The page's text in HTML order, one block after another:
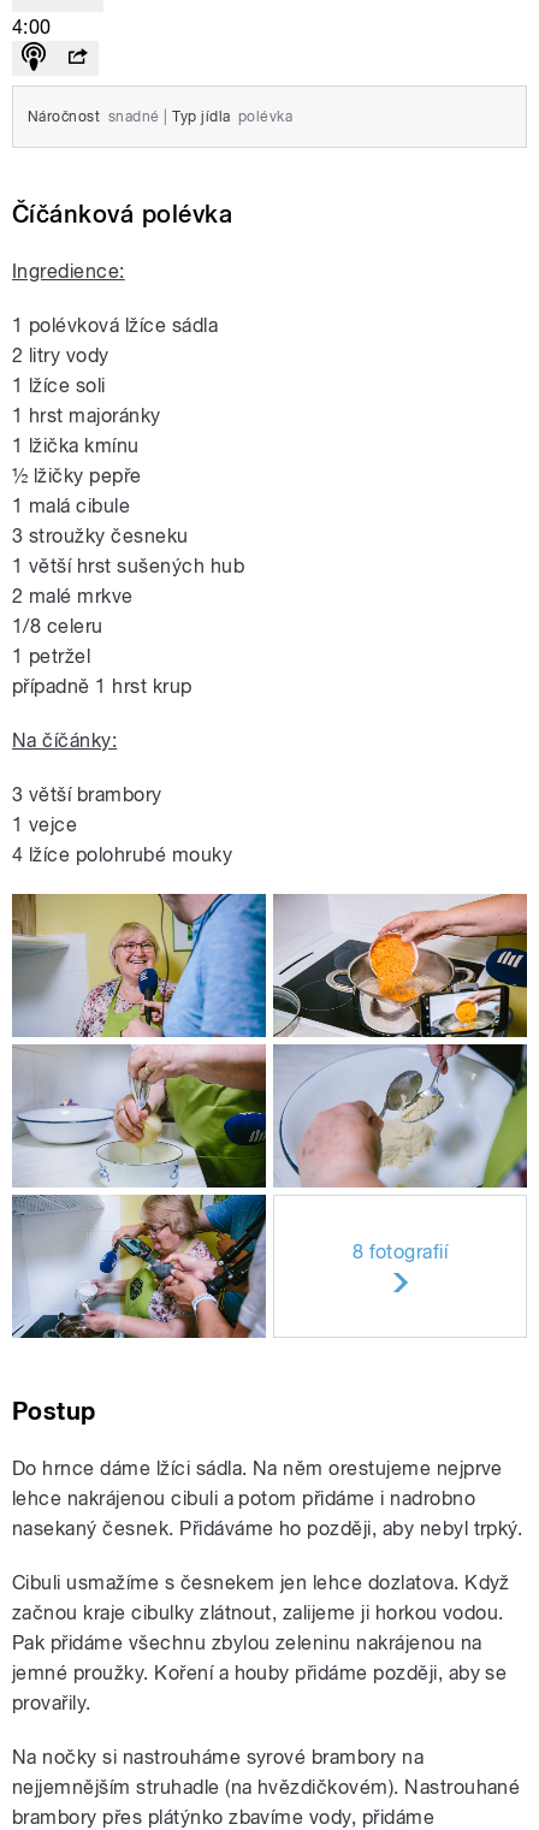
4:00
Náročnost snadné Typ jídla polévka
Číčánková polévka
Ingredience:
1 polévková lžíce sádla
2 litry vody
1 lžíce soli
1 hrst majoránky
1 lžička kmínu
½ lžičky pepře
1 malá cibule
3 stroužky česneku
1 větší hrst sušených hub
2 malé mrkve
1/8 celeru
1 petržel
případně 1 hrst krup
Na číčánky:
3 větší brambory
1 vejce
4 lžíce polohrubé mouky
8 fotografií
Postup
Do hrnce dáme lžíci sádla. Na něm orestujeme nejprve
lehce nakrájenou cibuli a potom přidáme i nadrobno
nasekaný česnek. Přidáváme ho později, aby nebyl trpký.
Cibuli usmažíme s česnekem jen lehce dozlatova. Když
začnou kraje cibulky zlátnout, zalijeme ji horkou vodou.
Pak přidáme všechnu zbylou zeleninu nakrájenou na
jemné proužky. Koření a houby přidáme později, aby se
provařily.
Na nočky si nastrouháme syrové brambory na
nejjemnějším struhadle (na hvězdičkovém). Nastrouhané
brambory přes plátýnko zbavíme vody, přidáme